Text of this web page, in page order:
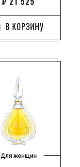
В КОРЗИНУ
Для женщин